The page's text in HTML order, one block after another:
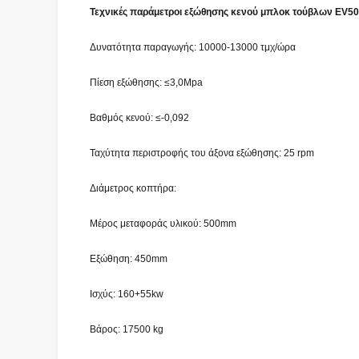
Τεχνικές παράμετροι εξώθησης κενού μπλοκ τούβλων
Δυνατότητα παραγωγής: 10000-13000 τμχ/ώρα
Πίεση εξώθησης: ≤3,0Mpa
Βαθμός κενού: ≤-0,092
Ταχύτητα περιστροφής του άξονα εξώθησης: 25 rpm
Διάμετρος κοπτήρα:
Μέρος μεταφοράς υλικού: 500mm
Εξώθηση: 450mm
Ισχύς: 160+55kw
Βάρος: 17500 kg